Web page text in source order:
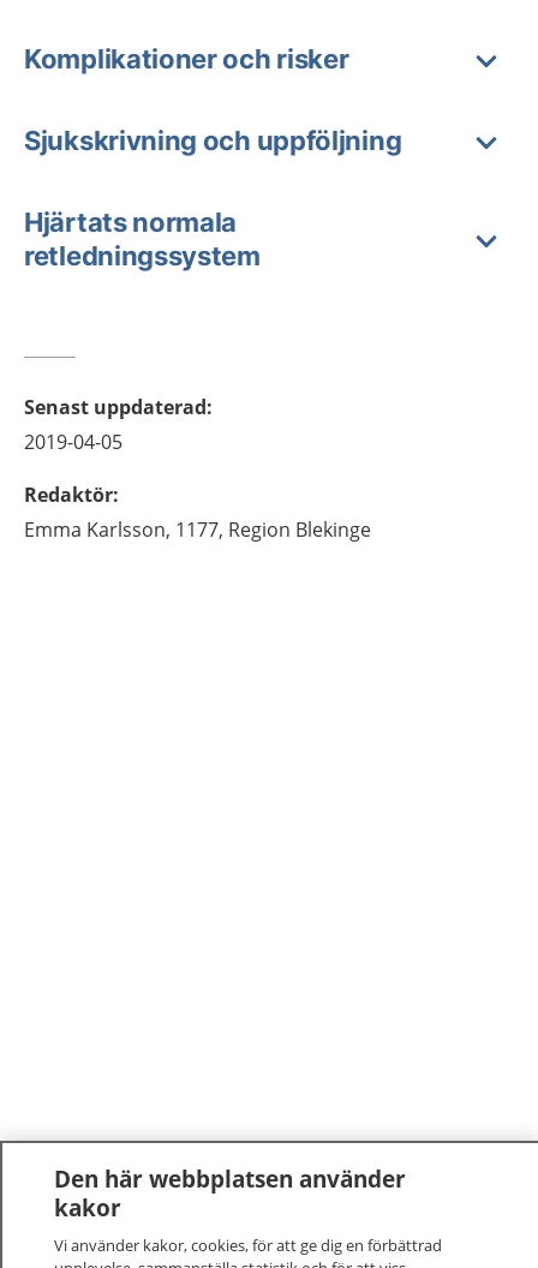
Komplikationer och risker
Sjukskrivning och uppföljning
Hjärtats normala
retledningssystem
Senast uppdaterad:
2019-04-05
Redaktör:
Emma Karlsson, 1177, Region Blekinge
Den här webbplatsen använder
kakor
Vi använder kakor, cookies, för att ge dig en förbättrad